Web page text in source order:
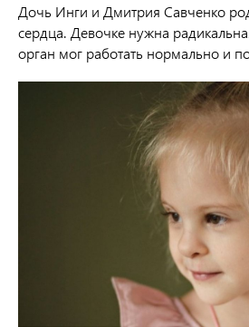
Дочь Инги и Дмитрия Савченко
сердца. Девочке нужна
орган мог работать нормально и